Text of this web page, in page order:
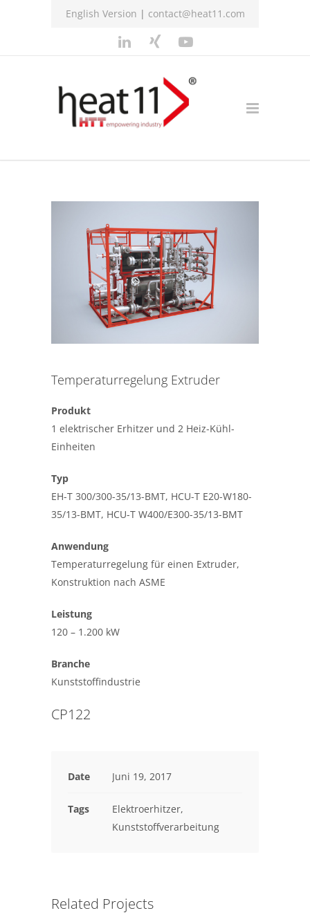
English Version | contact@heat11.com
Temperaturregelung Extruder
Produkt
1 elektrischer Erhitzer und 2 Heiz-Kühl-
Einheiten
Typ
EH-T 300/300-35/13-BMT, HCU-T E20-W180-
35/13-BMT, HCU-T W400/E300-35/13-BMT
Anwendung
Temperaturregelung für einen Extruder,
Konstruktion nach ASME
Leistung
120 – 1.200 kW
Branche
Kunststoffindustrie
CP122
Date Juni 19, 2017
Tags
Elektroerhitzer,
Kunststoffverarbeitung
Related Projects